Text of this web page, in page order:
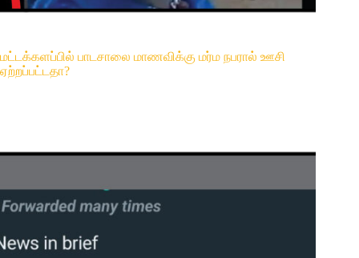
மட்டக்களப்பில் பாடசாலை மாணவிக்கு மர்ம நபரால் ஊசி
ஏற்றப்பட்டதா?